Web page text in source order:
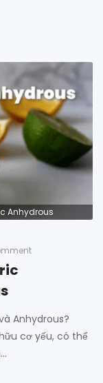
Anhydrous
Anhydrous?
cơ yếu, có thể